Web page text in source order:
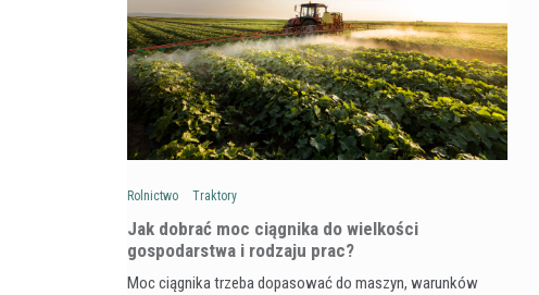
Rolnictwo Traktory
Jak dobrać moc ciągnika do wielkości
gospodarstwa i rodzaju prac?
Moc ciągnika trzeba dopasować do maszyn, warunków